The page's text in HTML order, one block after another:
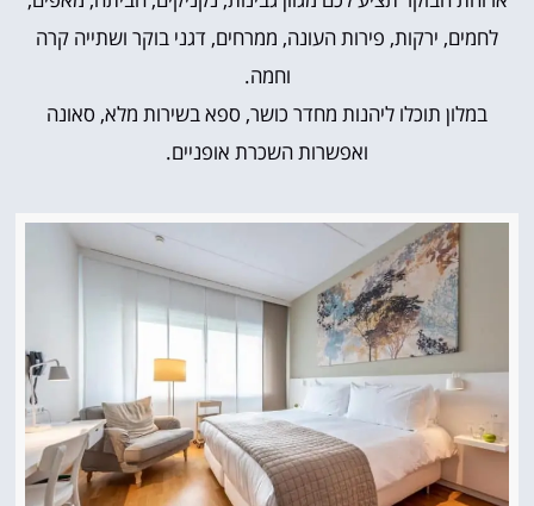
לחמים, ירקות, פירות העונה, ממרחים, דגני בוקר ושתייה קרה
וחמה.
במלון תוכלו ליהנות מחדר כושר, ספא בשירות מלא, סאונה
ואפשרות השכרת אופניים.